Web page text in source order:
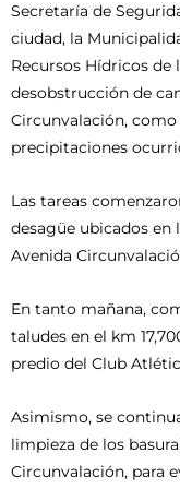
Secretaría de
ciudad, la
Recursos Hídricos de
desobstrucción de
Circunvalación,
precipitaciones
Las tareas
desagüe ubicados
Avenida
En tanto mañana,
taludes en el km
predio del Club
Asimismo, se
limpieza de los
Circunvalación, para